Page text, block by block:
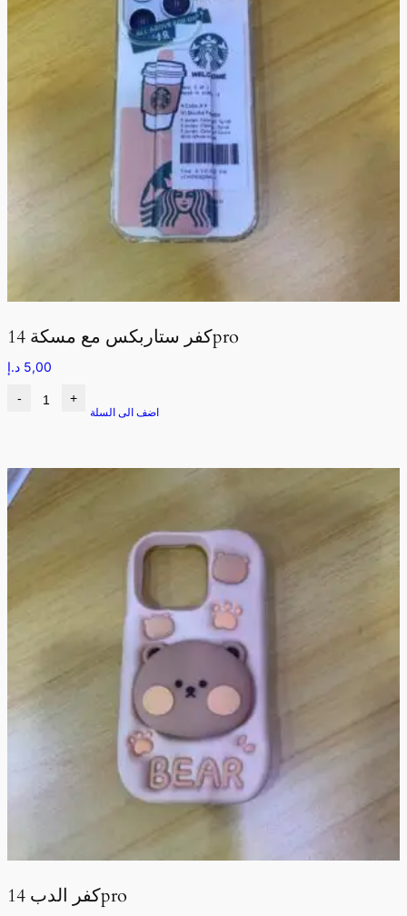
كفر ستاربكس مع مسكة 14pro
5,00 د.إ
- +
اضف الى السلة
كفر الدب 14pro